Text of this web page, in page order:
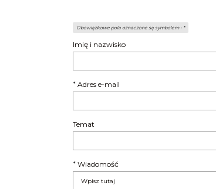
Obowiązkowe pola oznaczone są symbolem - *
Imię i nazwisko
* Adres e-mail
Temat
* Wiadomość